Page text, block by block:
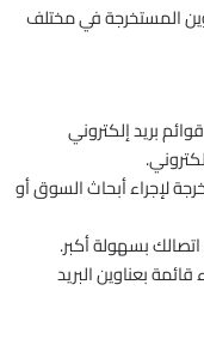
المستخرجة في مختلف
بريد إلكتروني
لإجراء أبحاث السوق أو
بسهولة أكبر.
بعناوين البريد